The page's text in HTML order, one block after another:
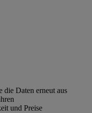
die Daten erneut aus
und Preise